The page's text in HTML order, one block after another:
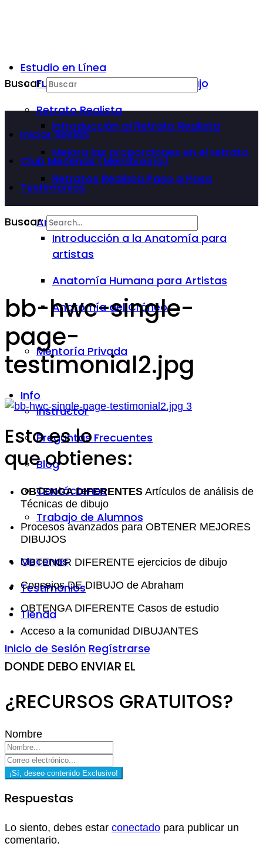
Estudio en Línea
Fundamentos Básicos del Dibujo
Retrato Realista
Introducción al Retrato Realista
Mejora las proporciones en el retrato
Retratos Realista Paso a Paso
Anatomía Para Artista
Introducción a la Anatomía para
artistas
Anatomía Humana para Artistas
Anatomía del Cráneo
Mentoría Privada
Info
Instructor
Preguntas Frecuentes
Blog
Contáctenos
Trabajo de Alumnos
Mecenas
Testimonios
Tienda
Inicio de Sesión Regístrarse
Buscar:
Iniciar Sesión
Club Mecenas (Membresía)
Testimonios
Buscar:
bb-hwc-single-
page-
testimonial2.jpg
Esto es lo
que obtienes:
OBTENGA DIFERENTES Artículos de análisis de
Técnicas de dibujo
Procesos avanzados para OBTENER MEJORES
DIBUJOS
OBTENER DIFERENTE ejercicios de dibujo
Consejos DE DIBUJO de Abraham
OBTENGA DIFERENTE Casos de estudio
Acceso a la comunidad DIBUJANTES
DONDE DEBO ENVIAR EL
¿RECURSOS GRATUITOS?
Nombre
¡Sí, deseo contenido Exclusivo!
Respuestas
Lo siento, debes estar conectado para publicar un
comentario.